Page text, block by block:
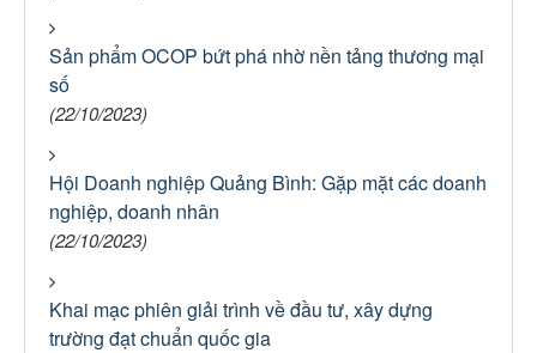
Sản phẩm OCOP bứt phá nhờ nền tảng thương mại
số
(22/10/2023)
Hội Doanh nghiệp Quảng Bình: Gặp mặt các doanh
nghiệp, doanh nhân
(22/10/2023)
Khai mạc phiên giải trình về đầu tư, xây dựng
trường đạt chuẩn quốc gia